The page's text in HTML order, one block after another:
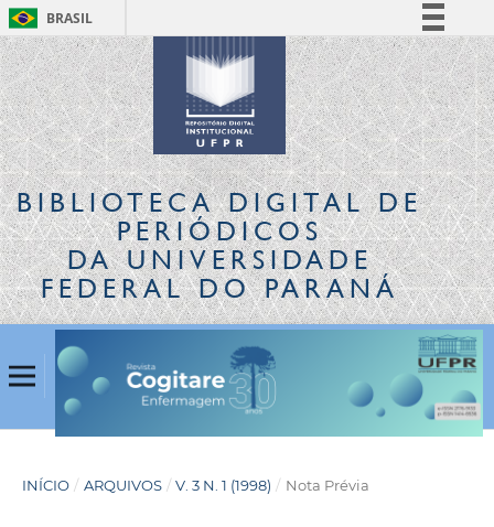
BRASIL
Simplifique!
Comunica BR
Participe
Acesso à informação
Legislação
Canais
BIBLIOTECA DIGITALDE
PERIÓDICOS
DA UNIVERSIDADE
FEDERAL DO PARANÁ
INÍCIO / ARQUIVOS / V. 3 N. 1 (1998) / Nota Prévia